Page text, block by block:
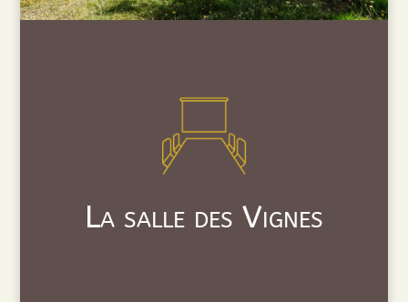
La salle des Vignes